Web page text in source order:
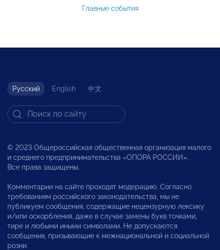
Главные события
Русский English 中文
© 2023 Общероссийская общественная организация малого
и среднего предпринимательства «ОПОРА РОССИИ».
Все права защищены.
Комментарии на сайте проходят модерацию. Согласно
требованиям российского законодательства, мы не
публикуем сообщения, содержащие нецензурную лексику
и/или оскорбления, даже в случае замены букв точками,
тире и любыми иными символами. Не допускаются
сообщения, призывающие к межнациональной и социальной
розни.